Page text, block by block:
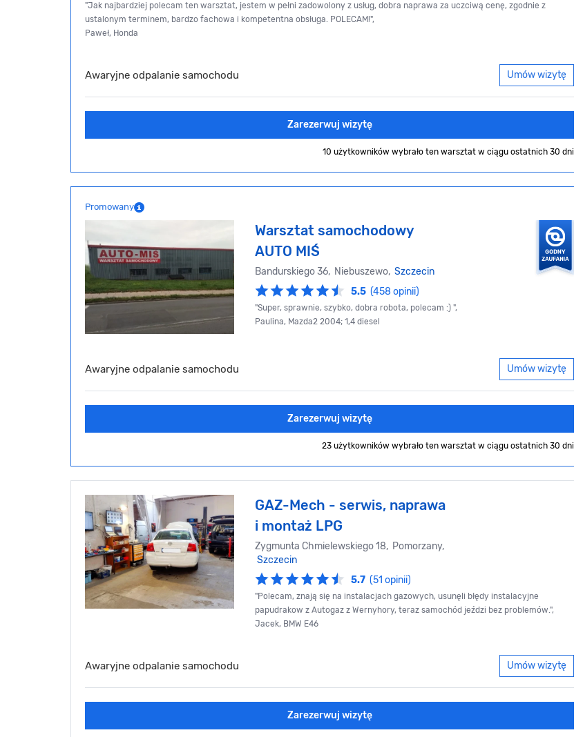
"Jak najbardziej polecam ten warsztat, jestem w pełni zadowolony z usług, dobra naprawa za uczciwą cenę, zgodnie z
ustalonym terminem, bardzo fachowa i kompetentna obsługa. POLECAM!",
Paweł, Honda
Awaryjne odpalanie samochodu Umów wizytę
Zarezerwuj wizytę
10 użytkowników wybrało ten warsztat w ciągu ostatnich 30 dni
Promowany
Warsztat samochodowy
AUTO MIŚ
Bandurskiego 36, Niebuszewo, Szczecin
5.5 (458 opinii)
"Super, sprawnie, szybko, dobra robota, polecam :) ",
Paulina, Mazda2 2004; 1,4 diesel
Awaryjne odpalanie samochodu Umów wizytę
Zarezerwuj wizytę
23 użytkowników wybrało ten warsztat w ciągu ostatnich 30 dni
GAZ-Mech - serwis, naprawa
i montaż LPG
Zygmunta Chmielewskiego 18, Pomorzany,
Szczecin
5.7 (51 opinii)
"Polecam, znają się na instalacjach gazowych, usunęli błędy instalacyjne
papudrakow z Autogaz z Wernyhory, teraz samochód jeździ bez problemów.",
Jacek, BMW E46
Awaryjne odpalanie samochodu Umów wizytę
Zarezerwuj wizytę